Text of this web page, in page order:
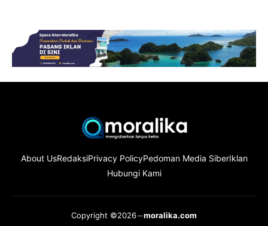
About UsRedaksiPrivacy PolicyPedoman Media SiberIklan
Hubungi Kami
Copyright ©2026 moralika.com